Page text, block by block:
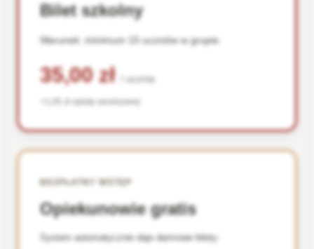
Bilet szkolny
Warunek: minimum 15 uczniów w grupie.
35,00 zł / ucznia
+1,05 zł opłaty serwisowej
BEZPŁATNY WSTĘP
Opiekunowie gratis
System automatycznie daje darmowe bilety: